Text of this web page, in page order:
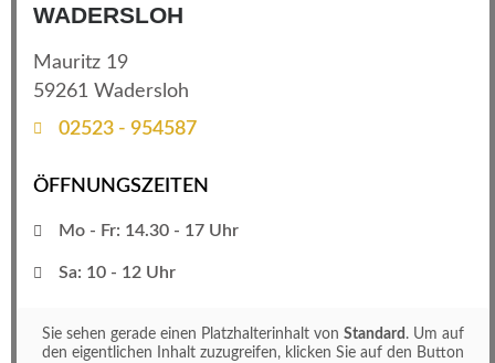
WADERSLOH
Mauritz 19
59261 Wadersloh
02523 - 954587
ÖFFNUNGSZEITEN
Mo - Fr: 14.30 - 17 Uhr
Sa: 10 - 12 Uhr
Sie sehen gerade einen Platzhalterinhalt von Standard . Um auf
den eigentlichen Inhalt zuzugreifen, klicken Sie auf den Button